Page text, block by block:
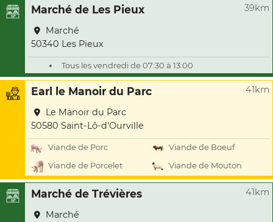
Marché de Les Pieux 39km
Marché
50340 Les Pieux
Tous les vendredi de 07:30 à 13:00
Earl le Manoir du Parc 41km
Le Manoir du Parc
50580 Saint-Lô-d'Ourville
Viande de Porc
Viande de Boeuf
Viande de Porcelet
Viande de Mouton
Marché de Trévières 41km
Marché